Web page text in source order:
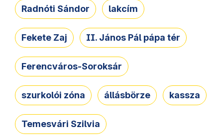
Radnóti Sándor lakcím
Fekete Zaj II. János Pál pápa tér
Ferencváros-Soroksár
szurkolói zóna állásbörze kassza
Temesvári Szilvia